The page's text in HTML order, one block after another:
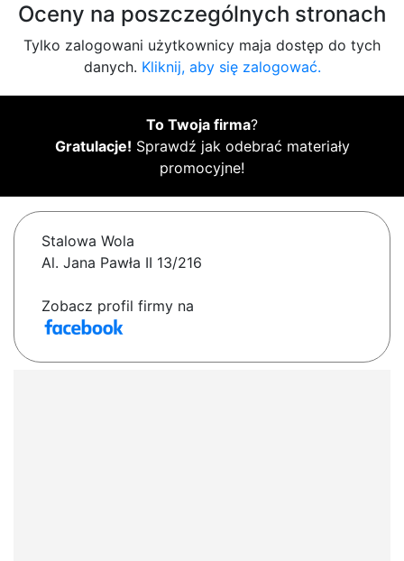
Oceny na poszczególnych stronach
Tylko zalogowani użytkownicy maja dostęp do tych
danych. Kliknij, aby się zalogować.
To Twoja firma?
Gratulacje! Sprawdź jak odebrać materiały
promocyjne!
Stalowa Wola
Al. Jana Pawła II 13/216
Zobacz profil firmy na